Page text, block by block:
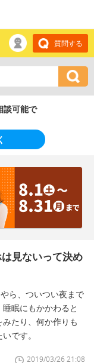
質問する
談可能で
見ないって決め
ら、ついつい夜まで
眠にもかかわると
たり、何か作りも
です。
2019/03/26 21:08